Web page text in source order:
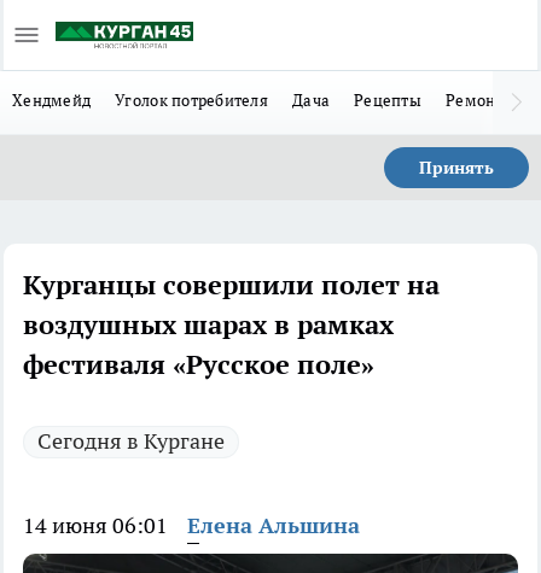
Хендмейд Уголок потребителя Дача Рецепты Ремонт
Принять
Курганцы совершили полет на
воздушных шарах в рамках
фестиваля «Русское поле»
Сегодня в Кургане
14 июня 06:01 Елена Альшина